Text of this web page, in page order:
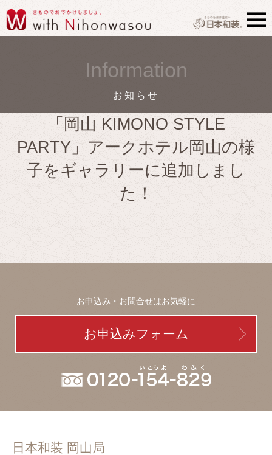
Information
お知らせ
「岡山 KIMONO STYLE
PARTY」アークホテル岡山の様
子をギャラリーに追加しまし
た！
お申込み・お問合せはお気軽に
お申込みフォーム
日本和装 岡山局